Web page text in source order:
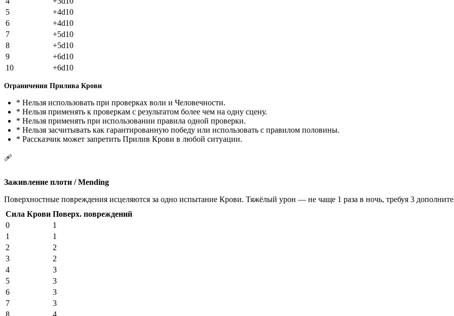
5
+4d10
6
+4d10
7
+5d10
8
+5d10
9
+6d10
10
+6d10
Ограничения Прилива Крови
* Нельзя использовать при проверках воли и Человечности.
* Нельзя применять к проверкам с результатом более чем на одну сцену.
* Нельзя применять при использовании правила одной проверки.
* Нельзя засчитывать как гарантированную победу или использовать с правилом половины.
* Рассказчик может запретить Прилив Крови в любой ситуации.
🩹
Заживление плоти / Mending
Поверхностные повреждения исцеляются за одно испытание Крови. Тяжёлый урон — не чаще 1 раза в ночь, требуя 3
Сила Крови Поверх. повреждений
0
1
1
1
2
2
3
2
4
3
5
3
6
3
7
3